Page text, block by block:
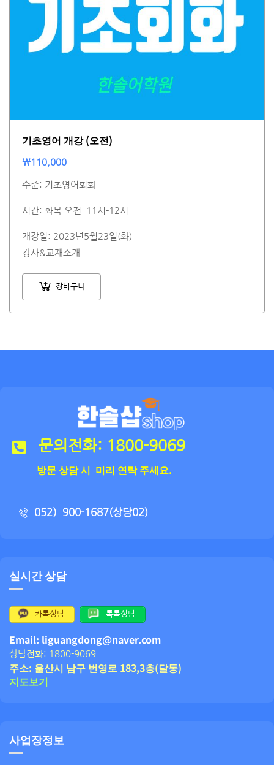
기초영어 개강 (오전)
₩110,000
수준: 기초영어회화
시간: 화목 오전 11시-12시
개강일: 2023년5월23일(화)
강사&교재소개
장바구니
문의전화: 1800-9069
방문 상담 시 미리 연락 주세요.
052）900-1687(상담02)
실시간 상담
카톡상담 톡톡상담
Email: liguangdong@naver.com
상담전화: 1800-9069
주소: 울산시 남구 번영로 183,3층(달동)
지도보기
사업장정보